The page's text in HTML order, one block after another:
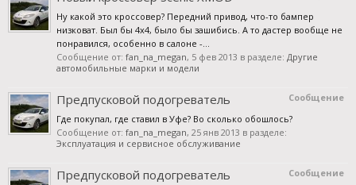
Ну какой это кроссовер? Передний привод, что-то бампер
низковат. Был бы 4х4, было бы зашибись. А то дастер вообще не
понравился, особенно в салоне -...
Сообщение от: fan_na_megan, 5 фев 2013 в разделе: Другие
автомобильные марки и модели
Сообщение
Предпусковой подогреватель
Где покупал, где ставил в Уфе? Во сколько обошлось?
Сообщение от: fan_na_megan, 25 янв 2013 в разделе:
Эксплуатация и сервисное обслуживание
Сообщение
Предпусковой подогреватель